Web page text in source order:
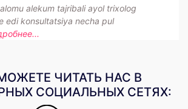
alekum tajribali ayol trixolog
edi konsultatsiya necha pul
ЧИТАТЬ НАС В
СОЦИАЛЬНЫХ СЕТЯХ: